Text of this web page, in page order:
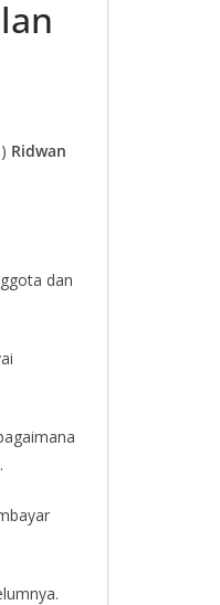
Ridwan
dan